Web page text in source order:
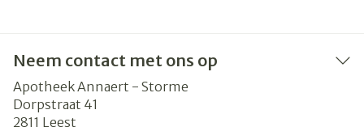
Neem contact met ons op
Apotheek Annaert - Storme
Dorpstraat 41
2811 Leest